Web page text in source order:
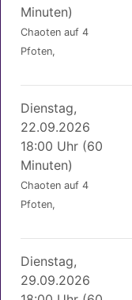
Minuten)
Chaoten auf 4
Pfoten,
Dienstag,
22.09.2026
18:00 Uhr (60
Minuten)
Chaoten auf 4
Pfoten,
Dienstag,
29.09.2026